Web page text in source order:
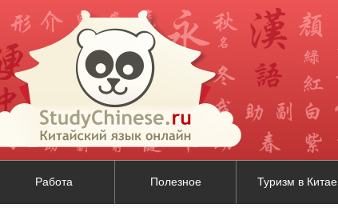
Работа Полезное Туризм в Китае